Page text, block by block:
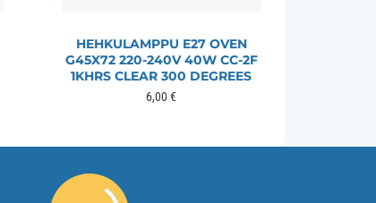
HEHKULAMPPU E27 OVEN
G45X72 220-240V 40W CC-2F
1KHRS CLEAR 300 DEGREES
6,00€